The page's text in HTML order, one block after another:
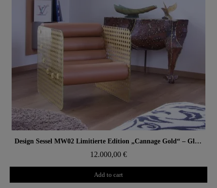
Aperçu rapide Design Sessel MW02 Limitierte Edition „Cannage Gold“ – Glaswände, Schaumstoffsitz
12.000,00 €
Add to cart